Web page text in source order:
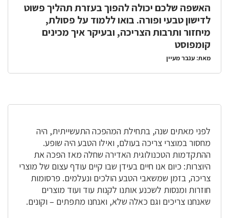
להדפסה
לשיתוף
האשפה שלכם יכולה להפוך בעזרת תהליך פשוט
לדישון טבעי ופורה. בואו ללמוד על פסולת,
מיחזור ותרבות הצריכה, ובעיקר איך מכינים
קומפוסט
מאת: ענבר מעיין
מבוא
לפני מאתים שנה, בתחילת המהפכה התעשייתית, היה
מחסור במוצרי צריכה בעולם, ואילו הטבע היה שופע.
ההתקדמות הטכנולוגית האדירה שחלה מאז הפכה את
היוצרות: כיום אנו חיים בעידן שבו קיים עודף עצום של מוצרי
צריכה, בזמן שמשאבי הטבע הולכים ונעלמים. פרסומות
חוזרות ומנסות לשכנע אותנו לקנות עוד ועוד מוצרים
שאנחנו צריכים וגם כאלה שלא, ואנחנו מתפתים – וקונים.